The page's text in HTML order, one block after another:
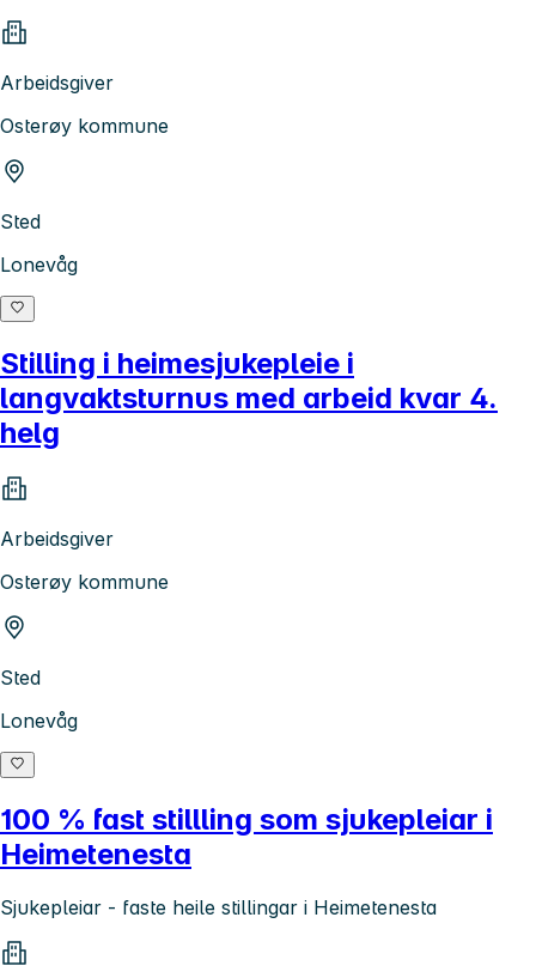
Arbeidsgiver
Osterøy kommune
Sted
Lonevåg
Stilling i heimesjukepleie i
langvaktsturnus med arbeid kvar 4.
helg
Arbeidsgiver
Osterøy kommune
Sted
Lonevåg
100 % fast stillling som sjukepleiar i
Heimetenesta
Sjukepleiar - faste heile stillingar i Heimetenesta